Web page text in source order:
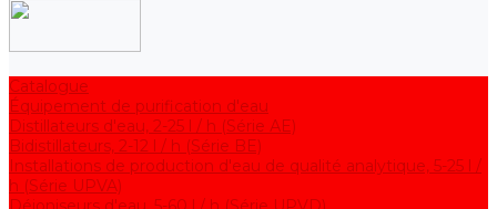
Catalogue
Équipement de purification d'eau
Distillateurs d'eau, 2-25 l / h (Série АE)
Bidistillateurs, 2-12 l / h (Série BE)
Installations de production d'eau de qualité analytique, 5-25 l /
h (Série UPVA)